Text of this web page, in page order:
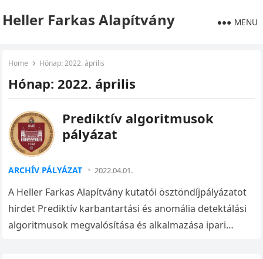
Heller Farkas Alapítvány MENU
Home Hónap:2022. április
Hónap:2022. április
Prediktív algoritmusok
pályázat
ARCHÍV PÁLYÁZAT 2022.04.01.
A Heller Farkas Alapítvány kutatói ösztöndíjpályázatot
hirdet Prediktív karbantartási és anomália detektálási
algoritmusok megvalósítása és alkalmazása ipari